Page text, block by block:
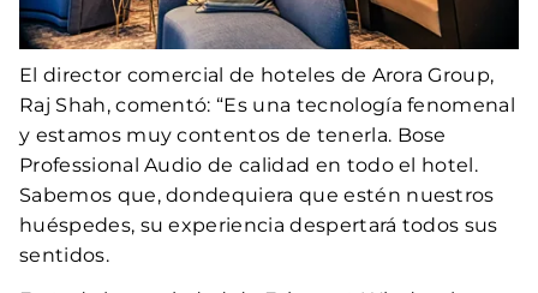
El director comercial de hoteles de Arora Group,
Raj Shah, comentó: “Es una tecnología fenomenal
y estamos muy contentos de tenerla. Bose
Professional Audio de calidad en todo el hotel.
Sabemos que, dondequiera que estén nuestros
huéspedes, su experiencia despertará todos sus
sentidos.